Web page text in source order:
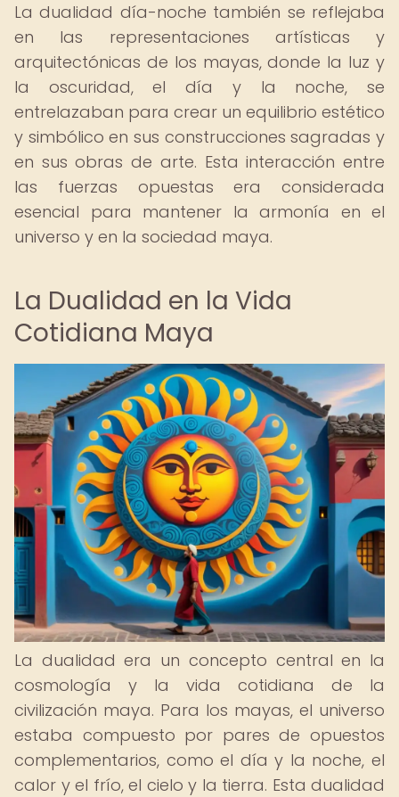
La dualidad día-noche también se reflejaba
en las representaciones artísticas y
arquitectónicas de los mayas, donde la luz y
la oscuridad, el día y la noche, se
entrelazaban para crear un equilibrio estético
y simbólico en sus construcciones sagradas y
en sus obras de arte. Esta interacción entre
las fuerzas opuestas era considerada
esencial para mantener la armonía en el
universo y en la sociedad maya.
La Dualidad en la Vida
Cotidiana Maya
La dualidad era un concepto central en la
cosmología y la vida cotidiana de la
civilización maya. Para los mayas, el universo
estaba compuesto por pares de opuestos
complementarios, como el día y la noche, el
calor y el frío, el cielo y la tierra. Esta dualidad